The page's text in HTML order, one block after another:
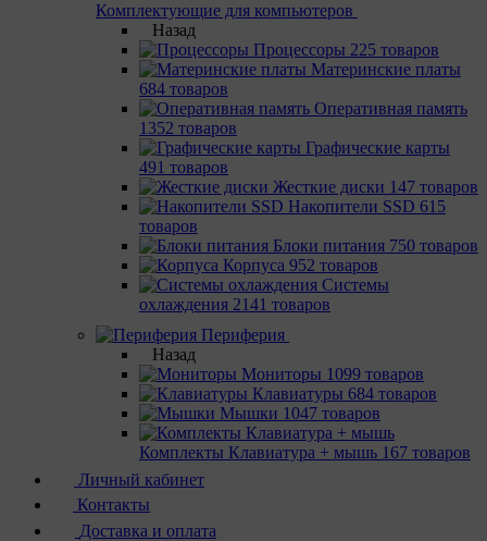
Комплектующие для компьютеров
Назад
Процессоры 225 товаров
Материнcкие платы
684 товаров
Оперативная память
1352 товаров
Графические карты
491 товаров
Жесткие диски 147 товаров
Накопители SSD 615
товаров
Блоки питания 750 товаров
Корпуса 952 товаров
Системы
охлаждения 2141 товаров
Периферия
Назад
Мониторы 1099 товаров
Клавиатуры 684 товаров
Мышки 1047 товаров
Комплекты Клавиатура + мышь 167 товаров
Личный кабинет
Контакты
Доставка и оплата